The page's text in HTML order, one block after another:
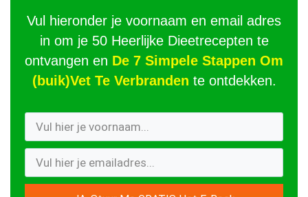
Vul hieronder je voornaam en email adres
in om je 50 Heerlijke Dieetrecepten te
ontvangen en De 7 Simpele Stappen Om
(buik)Vet Te Verbranden te ontdekken.